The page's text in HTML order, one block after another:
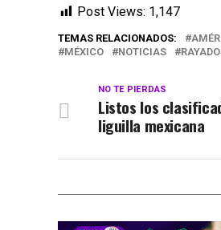
Post Views: 1,147
TEMAS RELACIONADOS:
MÉXICO
NOTICIAS
NO TE PIERDAS
Listos los
liguilla mexicana